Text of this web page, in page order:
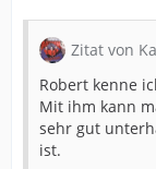
Zitat von
Robert kenne
Mit ihm kann
sehr gut
ist.